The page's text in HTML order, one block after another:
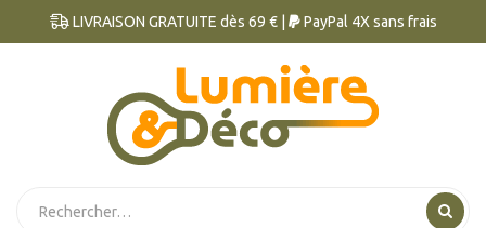
LIVRAISON GRATUITE dès 69 € | PayPal 4X sans frais